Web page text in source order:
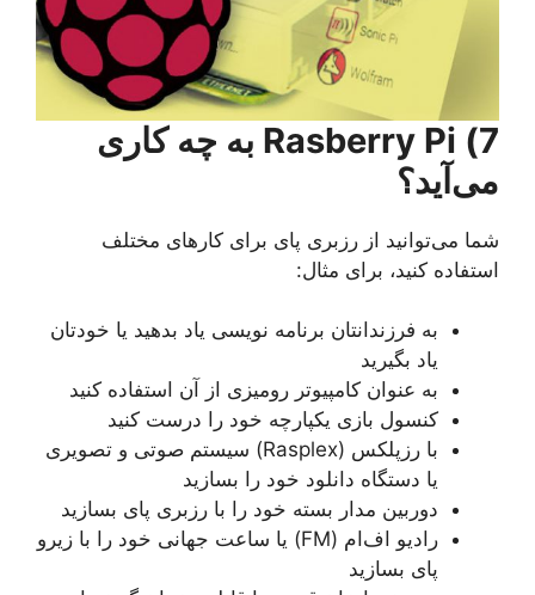
7) Rasberry Pi به چه کاری
می‌آید؟
شما می‌توانید از رزبری پای برای کارهای مختلف
استفاده کنید، برای مثال:
به فرزندانتان برنامه نویسی یاد بدهید یا خودتان
یاد بگیرید
به عنوان کامپیوتر رومیزی از آن استفاده کنید
کنسول بازی یکپارچه خود را درست کنید
با رزپلکس (Rasplex) سیستم صوتی و تصویری
یا دستگاه دانلود خود را بسازید
دوربین مدار بسته خود را با رزبری پای بسازید
رادیو اف‌ام (FM) یا ساعت جهانی خود را با زیرو
پای بسازید